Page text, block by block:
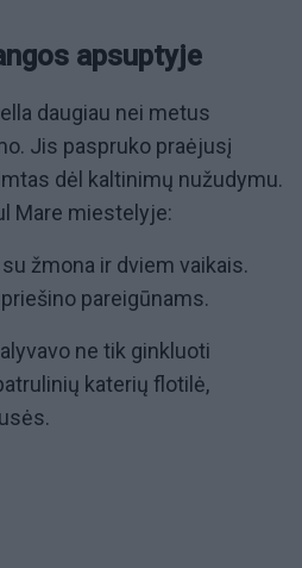
apsuptyje
daugiau nei metus
Jis paspruko praėjusį
dėl kaltinimų nužudymu.
Mare miestelyje:
žmona ir dviem vaikais.
pareigūnams.
ne tik ginkluoti
katerių flotilė,